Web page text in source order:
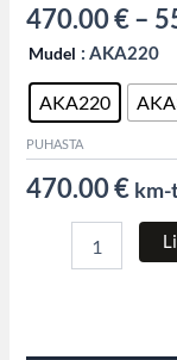
470.00€–
Mudel : AKA220
AKA220
PUHASTA
470.00€ km-